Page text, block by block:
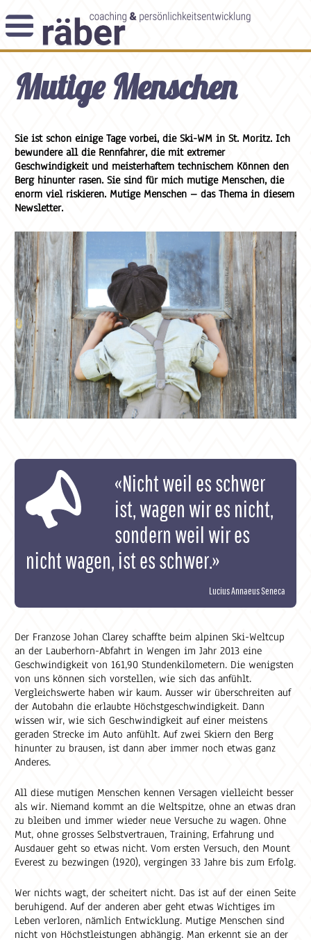
Themenblog
Angebot
Das Enneagramm
Arbeitsweise
Andreas Räber
Mutige Menschen
Sie ist schon einige Tage vorbei, die Ski-WM in St. Moritz. Ich
bewundere all die Rennfahrer, die mit extremer
Geschwindigkeit und meisterhaftem technischem Können den
Berg hinunter rasen. Sie sind für mich mutige Menschen, die
enorm viel riskieren. Mutige Menschen – das Thema in diesem
Newsletter.
«Nicht weil es schwer
ist, wagen wir es nicht,
sondern weil wir es
nicht wagen, ist es schwer.»
Lucius Annaeus Seneca
Der Franzose Johan Clarey schaffte beim alpinen Ski-Weltcup
an der Lauberhorn-Abfahrt in Wengen im Jahr 2013 eine
Geschwindigkeit von 161,90 Stundenkilometern. Die wenigsten
von uns können sich vorstellen, wie sich das anfühlt.
Vergleichswerte haben wir kaum. Ausser wir überschreiten auf
der Autobahn die erlaubte Höchstgeschwindigkeit. Dann
wissen wir, wie sich Geschwindigkeit auf einer meistens
geraden Strecke im Auto anfühlt. Auf zwei Skiern den Berg
hinunter zu brausen, ist dann aber immer noch etwas ganz
Anderes.
All diese mutigen Menschen kennen Versagen vielleicht besser
als wir. Niemand kommt an die Weltspitze, ohne an etwas dran
zu bleiben und immer wieder neue Versuche zu wagen. Ohne
Mut, ohne grosses Selbstvertrauen, Training, Erfahrung und
Ausdauer geht so etwas nicht. Vom ersten Versuch, den Mount
Everest zu bezwingen (1920), vergingen 33 Jahre bis zum Erfolg.
Wer nichts wagt, der scheitert nicht. Das ist auf der einen Seite
beruhigend. Auf der anderen aber geht etwas Wichtiges im
Leben verloren, nämlich Entwicklung. Mutige Menschen sind
nicht von Höchstleistungen abhängig. Man erkennt sie an der